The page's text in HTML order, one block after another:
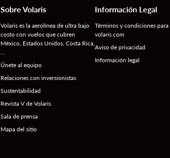
Sobre Volaris
Volaris es la aerolínea de ultra bajo
costo con vuelos que cubren
México, Estados Unidos, Costa Rica,
…
Únete al equipo
Relaciones con inversionistas
Sustentabilidad
Revista V de Volaris
Sala de prensa
Mapa del sitio
Información Legal
Términos y condiciones para
volaris.com
Aviso de privacidad
Información legal